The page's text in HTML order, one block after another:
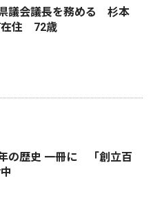
議会議長を務める 杉本
住 72歳
の歴史 一冊に 「創立百